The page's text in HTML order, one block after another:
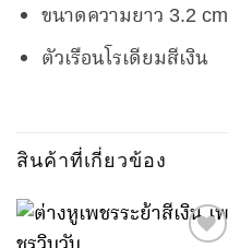
ขนาดความยาว 3.2 cm
ตัวเรือนโรเดียมสีเงิน
สินค้าที่เกี่ยวข้อง